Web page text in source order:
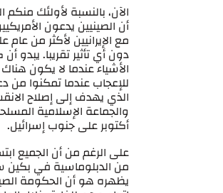
الآن، بالنسبة لأولئك
أن الصينيين يدعون
مع الإيرانيين لأكثر من
دون أي تأثير تقريبا. يبدو
الأشياء عندما لا يكون
الذي يهدف إلى إصلاح
أكتوبر على جنوب إسرائيل.
على الرغم من أن الجميع
من الدبلوماسية في بكين
يظهره هو أن الحكومة